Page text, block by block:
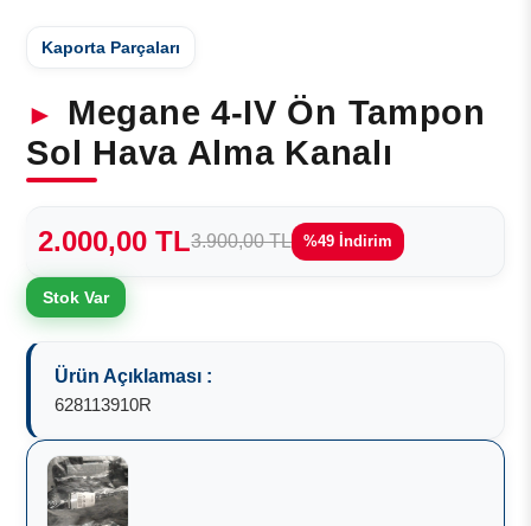
Kaporta Parçaları
Megane 4-IV Ön Tampon
Sol Hava Alma Kanalı
2.000,00 TL3.900,00 TL %49 İndirim
Stok Var
Ürün Açıklaması :
628113910R